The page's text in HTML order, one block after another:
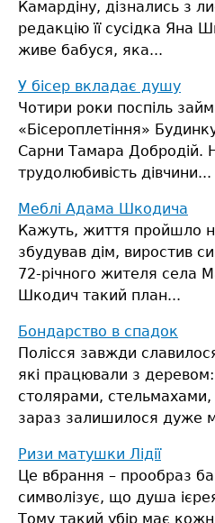
Камардіну, дізнались з
редакцію її сусідка Яна
живе бабуся, яка...
У бісер вкладає душу
Чотири роки поспіль
«Бісероплетіння»
Сарни Тамара Добродій.
трудолюбивість дівчини...
Меблі Адама Шкодича
Кажуть, життя пройшло
збудував дім, виростив
72-річного жителя села
Шкодич такий план...
Бондарство в спадок
Полісся завжди
які працювали з
столярами,
зараз залишилося дуже
Ризи матушки Лідії
Це вбрання – прообраз
символізує, що душа
Тому такий убір має